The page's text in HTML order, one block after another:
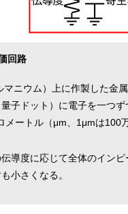
回路
ニウム）上に作製した金属
子ドット）に電子を一つ
ートル（μm、1μmは100
導度に応じて全体のイン
小さくなる。